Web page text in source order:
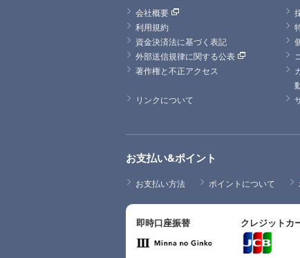
会社概要
利用規約
資金決済法に基づく表記
外部送信規律に関する公表
著作権と不正アクセス
リンクについて
お支払い&ポイント
お支払い方法 ポイントについて
即時口座振替 クレジットカ